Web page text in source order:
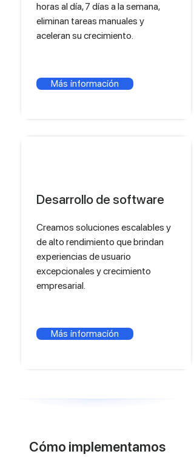
horas al día, 7 días a la semana,
eliminan tareas manuales y
aceleran su crecimiento.
Más información
Desarrollo de software
Creamos soluciones escalables y
de alto rendimiento que brindan
experiencias de usuario
excepcionales y crecimiento
empresarial.
Más información
Cómo implementamos